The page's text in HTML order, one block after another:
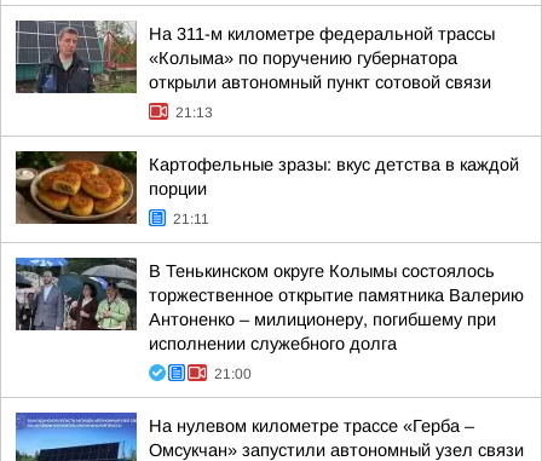
На 311-м километре федеральной трассы
«Колыма» по поручению губернатора
открыли автономный пункт сотовой связи
21:13
Картофельные зразы: вкус детства в каждой
порции
21:11
В Тенькинском округе Колымы состоялось
торжественное открытие памятника Валерию
Антоненко – милиционеру, погибшему при
исполнении служебного долга
21:00
На нулевом километре трассе «Герба –
Омсукчан» запустили автономный узел связи